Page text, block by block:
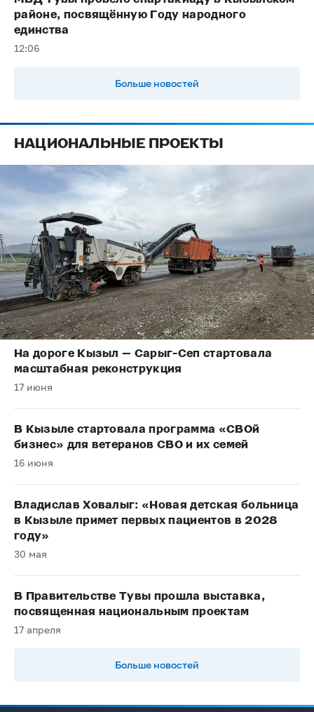
районе, посвящённую Году народного
единства
12:06
Больше новостей
НАЦИОНАЛЬНЫЕ ПРОЕКТЫ
На дороге Кызыл — Сарыг-Сеп стартовала
масштабная реконструкция
17 июня
В Кызыле стартовала программа «СВОй
бизнес» для ветеранов СВО и их семей
16 июня
Владислав Ховалыг: «Новая детская больница
в Кызыле примет первых пациентов в 2028
году»
30 мая
В Правительстве Тувы прошла выставка,
посвященная национальным проектам
17 апреля
Больше новостей